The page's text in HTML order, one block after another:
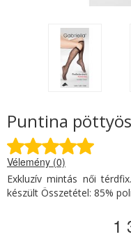
Puntina
Vélemény (0)
Exkluzív mintás női
készült Összetétel: 85%
1